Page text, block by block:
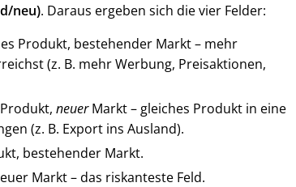
neu). Daraus ergeben sich die vier Felder:
Produkt, bestehender Markt – mehr
(z. B. mehr Werbung, Preisaktionen,
neuerMarkt – gleiches Produkt in eine
(z. B. Export ins Ausland).
bestehender Markt.
Markt – das riskanteste Feld.